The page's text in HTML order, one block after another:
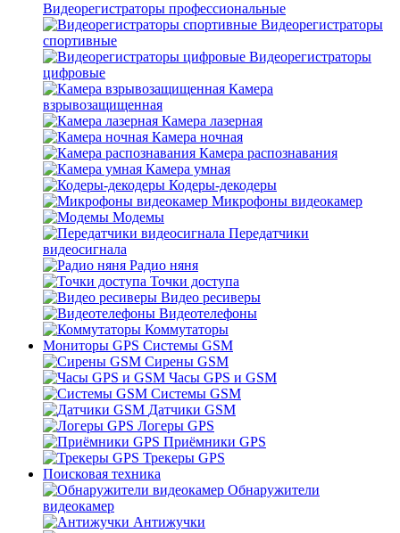
Видеорегистраторы профессиональные
Видеорегистраторы
спортивные
Видеорегистраторы
цифровые
Камера
взрывозащищенная
Камера лазерная
Камера ночная
Камера распознавания
Камера умная
Кодеры-декодеры
Микрофоны видеокамер
Модемы
Передатчики
видеосигнала
Радио няня
Точки доступа
Видео ресиверы
Видеотелефоны
Коммутаторы
Мониторы GPS Системы GSM
Сирены GSM
Часы GPS и GSM
Системы GSM
Датчики GSM
Логеры GPS
Приёмники GPS
Трекеры GPS
Поисковая техника
Обнаружители
видеокамер
Антижучки